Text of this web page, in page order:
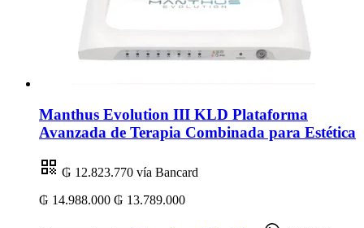
Manthus Evolution III KLD Plataforma
Avanzada de Terapia Combinada para Estética
₲ 12.823.770 vía Bancard
₲ 14.988.000 ₲ 13.789.000